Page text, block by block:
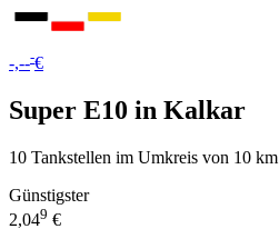
-,---€
Super E10 in Kalkar
10 Tankstellen im Umkreis von 10 km
Günstigster
2,049 €